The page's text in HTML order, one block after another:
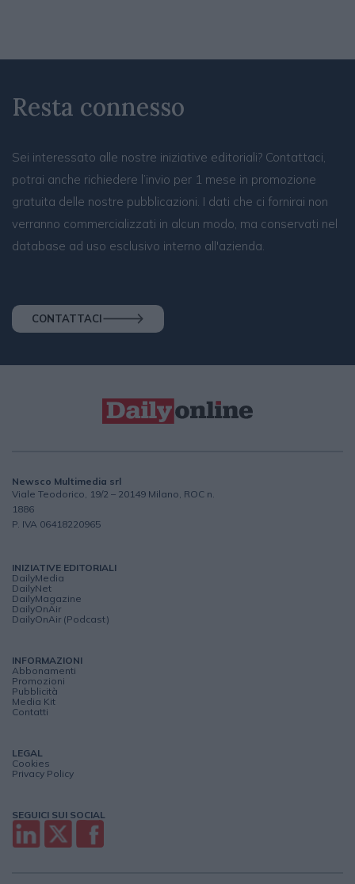
Resta connesso
Sei interessato alle nostre iniziative editoriali? Contattaci,
potrai anche richiedere l’invio per 1 mese in promozione
gratuita delle nostre pubblicazioni. I dati che ci fornirai non
verranno commercializzati in alcun modo, ma conservati nel
database ad uso esclusivo interno all'azienda.
CONTATTACI
Newsco Multimedia srl
Viale Teodorico, 19/2 – 20149 Milano, ROC n.
1886
P. IVA 06418220965
INIZIATIVE EDITORIALI
DailyMedia
DailyNet
DailyMagazine
DailyOnAir
DailyOnAir (Podcast)
INFORMAZIONI
Abbonamenti
Promozioni
Pubblicità
Media Kit
Contatti
LEGAL
Cookies
Privacy Policy
SEGUICI SUI SOCIAL